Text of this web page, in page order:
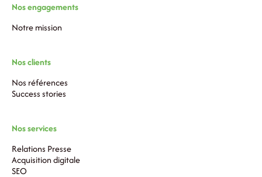
Nos engagements
Notre mission
Nos clients
Nos références
Success stories
Nos services
Relations Presse
Acquisition digitale
SEO